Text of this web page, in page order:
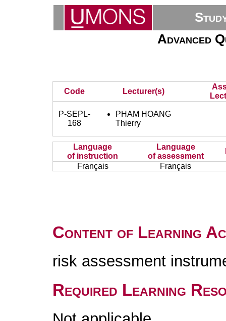
Advanced
Code Lecturer(s)
P-SEPL-
168
PHAM HOANG
Thierry
Language
of instruction
Language
of assessment
Français
Français
Content of Learning
risk assessment
Required Learning